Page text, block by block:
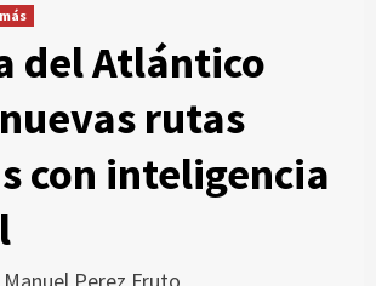
del Atlántico
rutas
con inteligencia